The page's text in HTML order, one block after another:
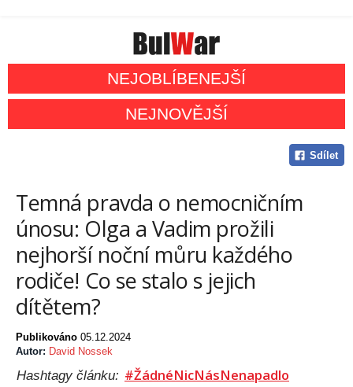
NEJOBLÍBENEJŠÍ
NEJNOVĚJŠÍ
Sdílet
Temná pravda o nemocničním
únosu: Olga a Vadim prožili
nejhorší noční můru každého
rodiče! Co se stalo s jejich
dítětem?
Publikováno 05.12.2024
Autor: David Nossek
Hashtagy článku: #ŽádnéNicNásNenapadlo